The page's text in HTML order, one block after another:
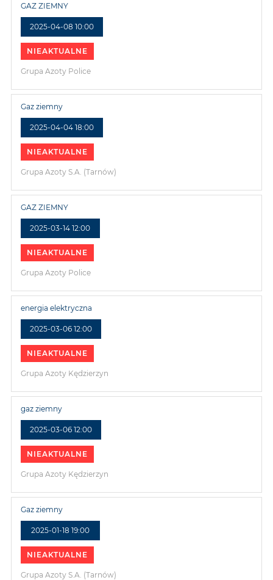
2025-04-08 10:00
GAZ ZIEMNY
NIEAKTUALNE
Grupa Azoty Police
2025-04-04 18:00
Gaz ziemny
NIEAKTUALNE
Grupa Azoty S.A. (Tarnów)
2025-03-14 12:00
GAZ ZIEMNY
NIEAKTUALNE
Grupa Azoty Police
2025-03-06 12:00
energia elektryczna
NIEAKTUALNE
Grupa Azoty Kędzierzyn
2025-03-06 12:00
gaz ziemny
NIEAKTUALNE
Grupa Azoty Kędzierzyn
2025-01-18 19:00
Gaz ziemny
NIEAKTUALNE
Grupa Azoty S.A. (Tarnów)